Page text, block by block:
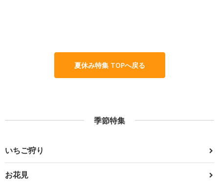
夏休み特集 TOPへ戻る
季節特集
いちご狩り
お花見